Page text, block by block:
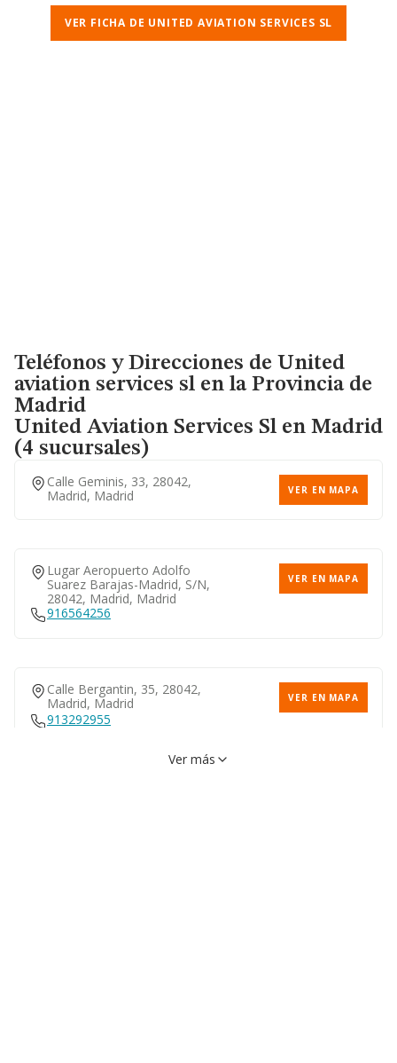
VER FICHA DE UNITED AVIATION SERVICES SL
Teléfonos y Direcciones de United
aviation services sl en la Provincia de
Madrid
United Aviation Services Sl en Madrid
(4 sucursales)
Calle Geminis, 33, 28042,
Madrid, Madrid
VER EN MAPA
Lugar Aeropuerto Adolfo
Suarez Barajas-Madrid, S/n,
28042, Madrid, Madrid
VER EN MAPA
916564256
Calle Bergantin, 35, 28042,
Madrid, Madrid
VER EN MAPA
913292955
Ver más